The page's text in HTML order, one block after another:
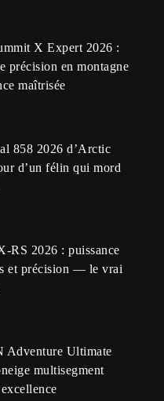
X Expert 2026 :
précision en montagne
maîtrisée
858 2026 d’Arctic
d’un félin qui mord
RS 2026 : puissance
et précision — le vrai
Adventure Ultimate
multisegment